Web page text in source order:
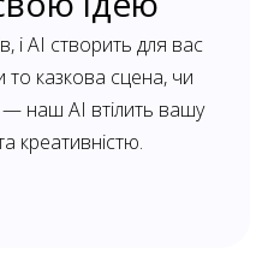
і AI створить для вас
то казкова сцена, чи
— наш AI втілить вашу
креативністю.